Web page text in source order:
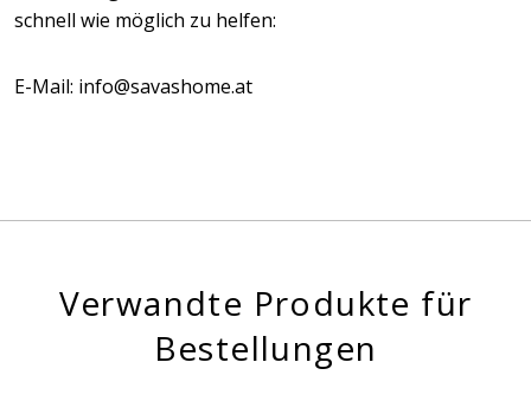
schnell wie möglich zu helfen:
E-Mail: info@savashome.at
Verwandte Produkte für
Bestellungen